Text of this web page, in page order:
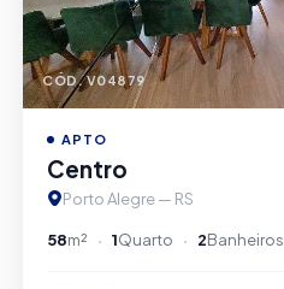
CÓD. V04879
APTO
Centro
Porto Alegre — RS
58m² 1Quarto 2Banheiros